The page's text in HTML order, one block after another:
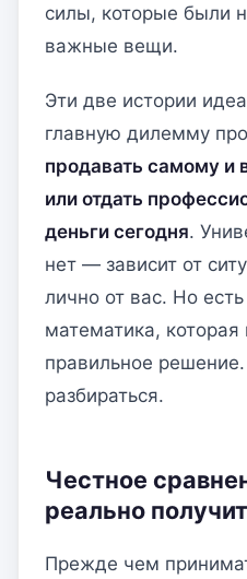
силы, которые были
важные вещи.
Эти две истории
главную дилемму
продавать самому
или отдать
деньги сегодня.
нет — зависит от
лично от вас. Но
математика,
правильное
разбираться.
Честное
реально
Прежде чем